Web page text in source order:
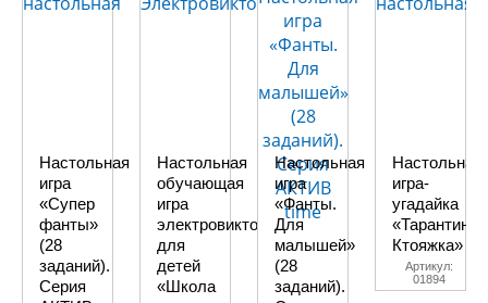
Настольная
игра
«Супер
фанты»
(28
заданий).
Серия
Настольная
обучающая
игра
электровикторина
для
детей
«Школа
Настольная
игра
«Фанты.
Для
малышей»
(28
заданий).
Настольная
игра-
угадайка
Ктояжка»
Артикул:
01894